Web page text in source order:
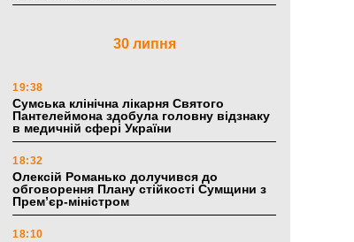
30 липня
19:38
Сумська клінічна лікарня Святого
Пантелеймона здобула головну відзнаку
в медичній сфері України
18:32
Олексій Романько долучився до
обговорення Плану стійкості Сумщини з
Прем’єр-міністром
18:10